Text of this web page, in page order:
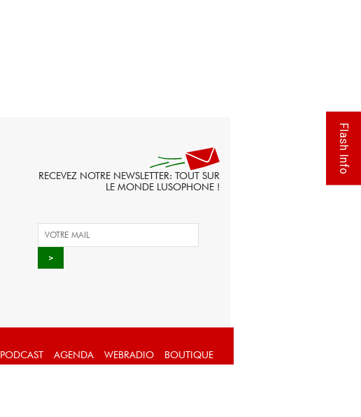
RECEVEZ NOTRE NEWSLETTER: TOUT SUR
LE MONDE LUSOPHONE !
PODCAST AGENDA WEBRADIO BOUTIQUE
Flash Info